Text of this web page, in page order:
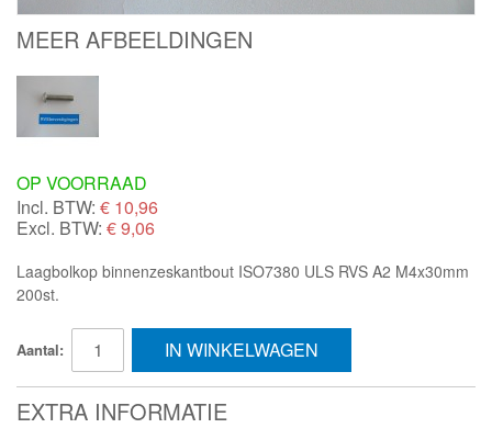
MEER AFBEELDINGEN
OP VOORRAAD
Incl. BTW: € 10,96
Excl. BTW: € 9,06
Laagbolkop binnenzeskantbout ISO7380 ULS RVS A2 M4x30mm
200st.
Aantal: IN WINKELWAGEN
EXTRA INFORMATIE